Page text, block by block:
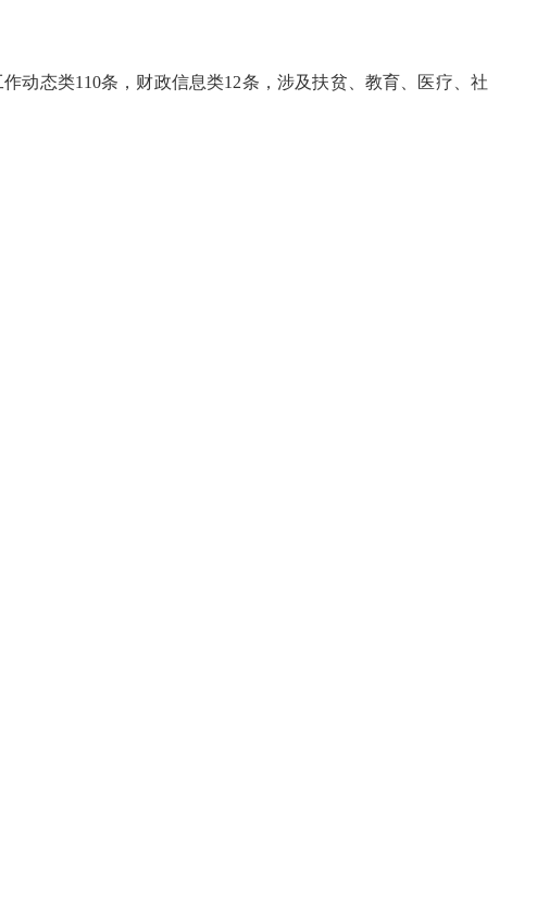
态类110条，财政信息类12条，涉及扶贫、教育、医疗、社